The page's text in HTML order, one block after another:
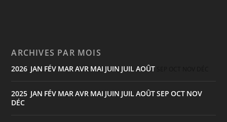
ARCHIVES PAR MOIS
2026 JAN FÉV MARAVR MAI JUIN JUILAOÛT
2025 JAN FÉV MARAVR MAI JUIN JUILAOÛTSEP OCT NOV
DÉC